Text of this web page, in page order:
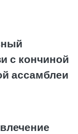
с кончиной
ассамблеи